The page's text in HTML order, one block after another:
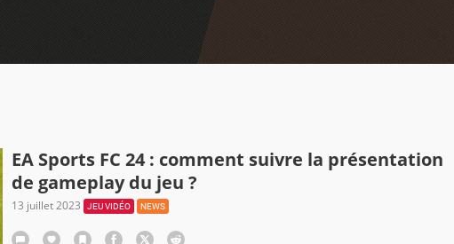
EA Sports FC 24 : comment suivre la présentation
de gameplay du jeu ?
13 juillet 2023 JEU VIDÉO NEWS